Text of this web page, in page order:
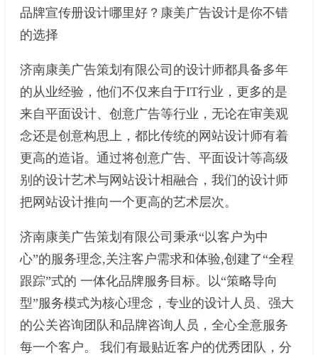
品牌宣传册设计哪里好？康美广告设计是你不错
的选择
济南康美广告策划有限公司的设计师都具备多年
的从业经验，他们不仅来自于IT行业，更多的是
来自平面设计、创意广告等行业，无论在审美观
念还是创意构思上，都比传统的网站设计师有着
更高的造诣。通过将创意广告、平面设计等高级
别的设计艺术与网站设计相融合，我们的设计师
把网站设计推向一个更高的艺术层次。
济南康美广告策划有限公司秉承“以客户为中
心”的服务理念,关注客户需求和体验,创建了“全程
跟踪”式的 一体化品牌服务目标。以“策略导向
型”服务模式为核心理念，专业的设计人员、强大
的公关咨询团队和品牌咨询人员，全心全意服务
每一个客户。 我们有最贴近客户的优秀团队，分